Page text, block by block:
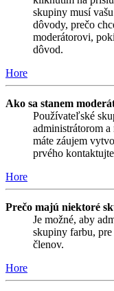
skupiny musí
dôvody, prečo
moderátorovi,
dôvod.
Hore
Ako sa stanem
Používateľské
administrátorom
máte záujem
prvého
Hore
Prečo majú niektoré
Je možné, aby
skupiny farbu,
členov.
Hore